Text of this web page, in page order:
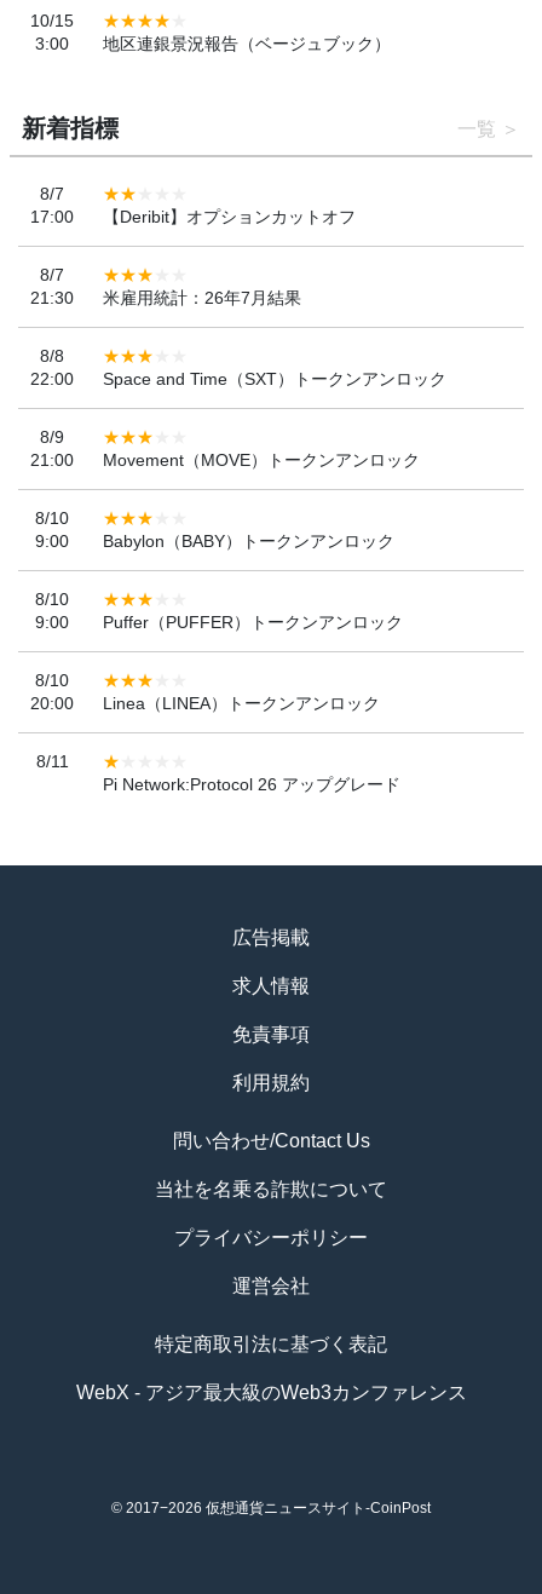
10/15
3:00
地区連銀景況報告（ベージュブック）
新着指標 一覧
8/7
17:00
【Deribit】オプションカットオフ
8/7
21:30
米雇用統計：26年7月結果
8/8
22:00
Space and Time（SXT）トークンアンロック
8/9
21:00
Movement（MOVE）トークンアンロック
8/10
9:00
Babylon（BABY）トークンアンロック
8/10
9:00
Puffer（PUFFER）トークンアンロック
8/10
20:00
Linea（LINEA）トークンアンロック
8/11
Pi Network:Protocol 26 アップグレード
広告掲載
求人情報
免責事項
利用規約
問い合わせ/Contact Us
当社を名乗る詐欺について
プライバシーポリシー
運営会社
特定商取引法に基づく表記
WebX - アジア最大級のWeb3カンファレンス
© 2017−2026 仮想通貨ニュースサイト-CoinPost